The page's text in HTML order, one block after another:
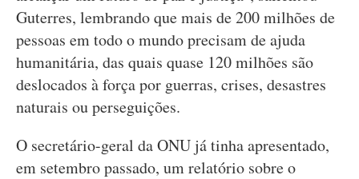
Guterres, lembrando que mais de 200 milhões de
pessoas em todo o mundo precisam de ajuda
humanitária, das quais quase 120 milhões são
deslocados à força por guerras, crises, desastres
naturais ou perseguições.
O secretário-geral da ONU já tinha apresentado,
em setembro passado, um relatório sobre o